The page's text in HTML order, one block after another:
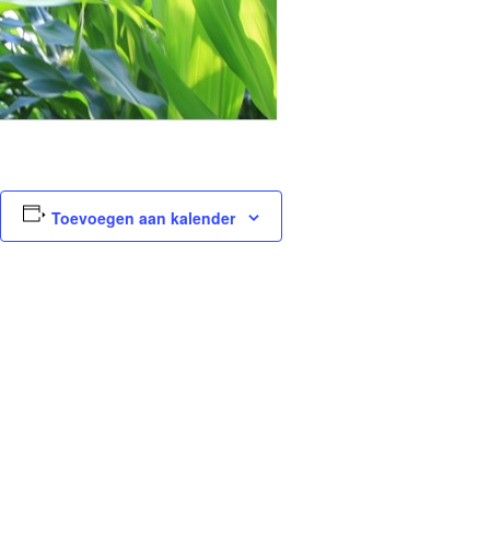
Toevoegen aan kalender